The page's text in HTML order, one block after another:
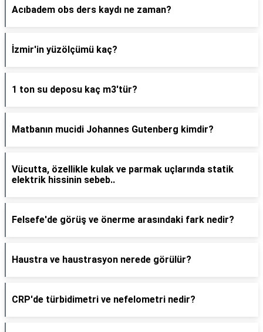
Acıbadem obs ders kaydı ne zaman?
İzmir'in yüzölçümü kaç?
1 ton su deposu kaç m3'tür?
Matbanın mucidi Johannes Gutenberg kimdir?
Vücutta, özellikle kulak ve parmak uçlarında statik
elektrik hissinin sebeb..
Felsefe'de görüş ve önerme arasındaki fark nedir?
Haustra ve haustrasyon nerede görülür?
CRP'de türbidimetri ve nefelometri nedir?